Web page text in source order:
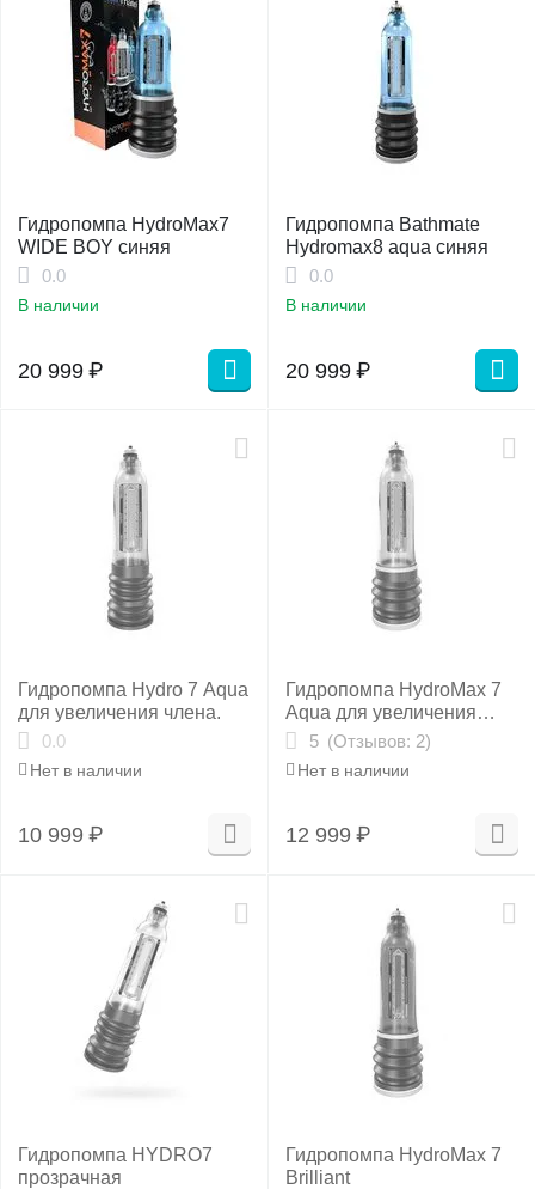
Гидропомпа HydroMax7
WIDE BOY синяя
0.0
В наличии
20 999 ₽
Гидропомпа Bathmate
Hydromax8 aqua синяя
0.0
В наличии
20 999 ₽
Гидропомпа Hydro 7 Aqua
для увеличения члена.
0.0
Нет в наличии
10 999 ₽
Гидропомпа HydroMax 7
Aqua для увеличения
члена(Отзывов: 2)
5
Нет в наличии
12 999 ₽
Гидропомпа HYDRO7
прозрачная
Гидропомпа HydroMax 7
Brilliant